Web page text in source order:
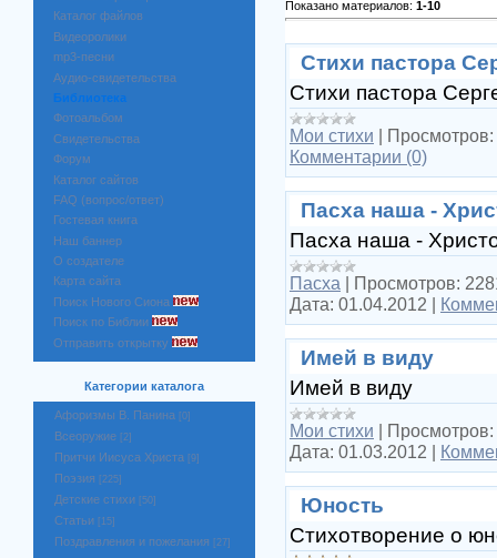
Каталог файлов
Видеоролики
mp3-песни
Аудио-свидетельства
Библиотека
Фотоальбом
Свидетельства
Форум
Каталог сайтов
FAQ (вопрос/ответ)
Гостевая книга
Наш баннер
О создателе
Карта сайта
Поиск Нового Сиона
Поиск по Библии
Отправить открытку
Категории каталога
Афоризмы В. Панина [0]
Всеоружие [2]
Притчи Иисуса Христа [9]
Поэзия [225]
Детские стихи [50]
Статьи [15]
Поздравления и пожелания [27]
Показано материалов: 1-10
Стихи пастора
Стихи пастора
Мои стихи | Просмотров:
Комментарии (0)
Пасха наша -
Пасха наша -
Пасха | Просмотров:
Дата: 01.04.2012 |
Имей в виду
Имей в виду
Мои стихи | Просмотров:
Дата: 01.03.2012 |
Юность
Стихотворение о